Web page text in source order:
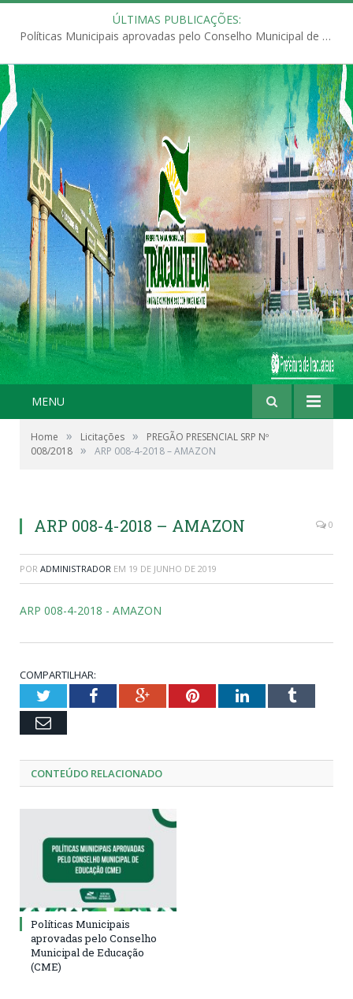
ÚLTIMAS PUBLICAÇÕES:
Políticas Municipais aprovadas pelo Conselho Municipal de Educação (CME)
MENU
Home » Licitações »
PREGÃO PRESENCIAL SRP Nº
008/2018 » ARP 008-4-2018 – AMAZON
ARP 008-4-2018 – AMAZON 0
POR ADMINISTRADOR EM 19 DE JUNHO DE 2019
ARP 008-4-2018 - AMAZON
COMPARTILHAR:
TwitterFacebookGoogle+PinterestLinkedInTumblr
Email
CONTEÚDO RELACIONADO
Políticas Municipais
aprovadas pelo Conselho
Municipal de Educação
(CME)